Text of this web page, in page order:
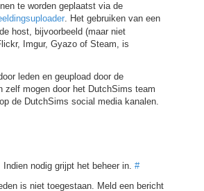
te worden geplaatst via de
. Het gebruiken van een
host, bijvoorbeeld (maar niet
Imgur, Gyazo of Steam, is
leden en geupload door de
zelf mogen door het DutchSims team
de DutchSims social media kanalen.
nodig grijpt het beheer in. #
is niet toegestaan. Meld een bericht